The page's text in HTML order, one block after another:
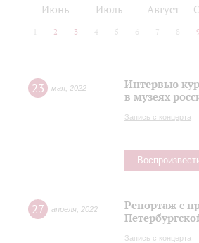
Июнь Июль Август
2 3 4 5 6 7 8 9
23 мая 2022
Интервью
в музеях
Запись с концерта
27 апреля 2022
Репортаж с
Запись с концерта